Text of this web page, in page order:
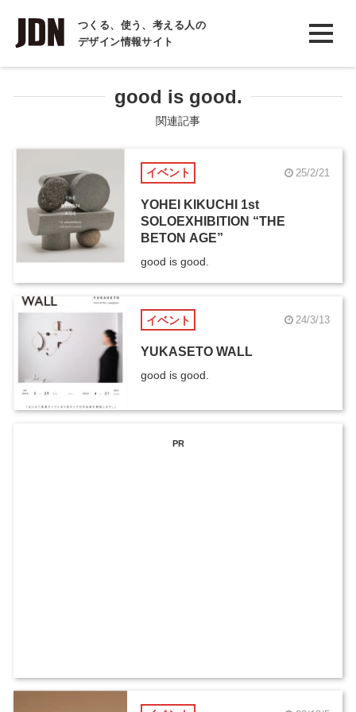
つくる、使う、考える人の
デザイン情報サイト
INTERVIEW
インタビュー
REPORT
COLUMN
コラム
good is good.
関連記事
イベント 25/2/21
YOHEI KIKUCHI 1st
SOLOEXHIBITION “THE
BETON AGE”
good is good.
イベント 24/3/13
YUKASETO WALL
good is good.
PR